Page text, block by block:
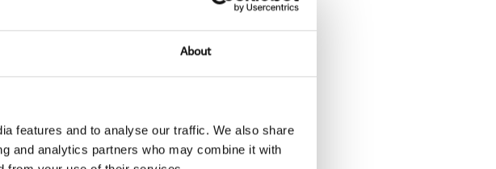
About
features and to analyse our traffic. We also share
and analytics partners who may combine it with
bedrijven samengevoegd, waarna